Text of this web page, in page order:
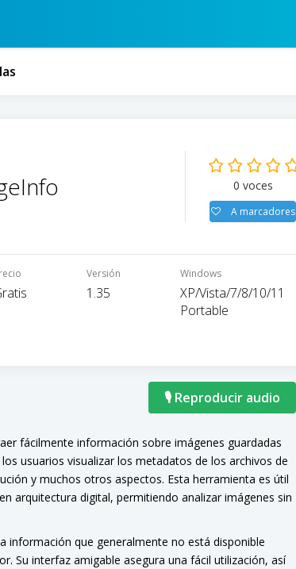
0 voces
A marcadores
Versión
1.35
Windows
XP/Vista/7/8/10/11
Portable
🎙 Reproducir audio
fácilmente información sobre imágenes guardadas
usuarios visualizar los metadatos de los archivos de
y muchos otros aspectos. Esta herramienta es útil
arquitectura digital, permitiendo analizar imágenes sin
información que generalmente no está disponible
Su interfaz amigable asegura una fácil utilización, así